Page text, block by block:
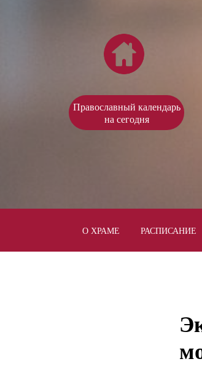
Православный календарь
на сегодня
О ХРАМЕ РАСПИСАНИЕ